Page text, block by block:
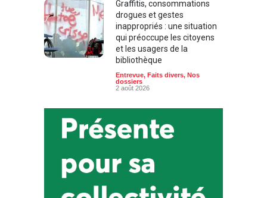
Graffitis, consommations
drogues et gestes
inappropriés : une situation
qui préoccupe les citoyens
et les usagers de la
bibliothèque
Entrevue, Faits divers, Nos
dossiers
2 août 2026